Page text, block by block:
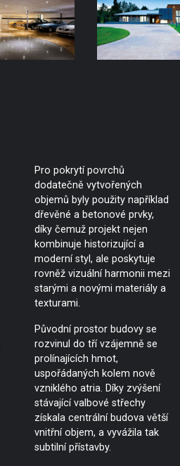
Pro pokrytí povrchů
dodatečně vytvořených
objemů byly použity například
dřevěné a betonové prvky,
díky čemuž projekt nejen
kombinuje historizující a
moderní styl, ale poskytuje
rovněž vizuální harmonii mezi
starými a novými materiály a
texturami.
Původní prostor budovy se
rozvinul do tří vzájemně se
prolínajících hmot,
uspořádaných kolem nově
vzniklého atria. Díky zvýšení
stávající valbové střechy
získala centrální budova větší
vnitřní objem, a vyvážila tak
subtilní přístavby.